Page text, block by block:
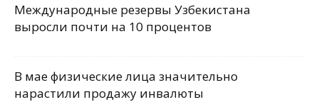
Международные резервы Узбекистана
выросли почти на 10 процентов
В мае физические лица значительно
нарастили продажу инвалюты